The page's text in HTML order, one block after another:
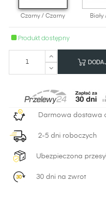
Czarny / Czarny Biały
Produkt dostępny
Darmowa dostawa
2-5 dni roboczych
Ubezpieczona
30 dni na zwrot